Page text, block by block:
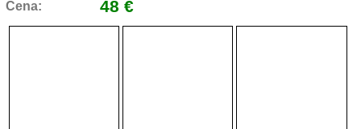
Cena: 48 €